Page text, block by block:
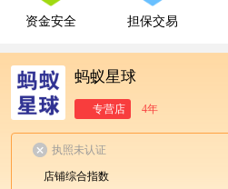
资金安全 担保交易
蚂蚁星球
专营店 4年
执照未认证
店铺综合指数